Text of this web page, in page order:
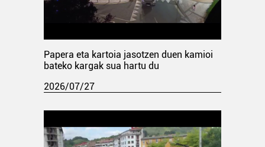
Papera eta kartoia jasotzen duen kamioi
bateko kargak sua hartu du
2026/07/27